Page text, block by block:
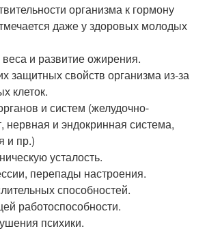
организма к гормону
даже у здоровых молодых
и развитие ожирения.
защитных свойств организма из-за
клеток.
и систем (желудочно-
нервная и эндокринная система,
и пр.)
усталость.
перепады настроения.
способностей.
работоспособности.
психики.